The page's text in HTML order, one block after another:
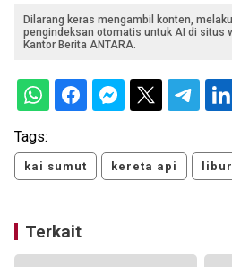
Dilarang keras mengambil konten,
pengindeksan otomatis untuk AI di situs
Kantor Berita ANTARA.
Tags:
kai sumut kereta api
Terkait